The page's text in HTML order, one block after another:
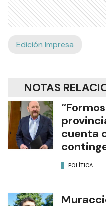
Edición Impresa
NOTAS
cuenta
POLÍTICA